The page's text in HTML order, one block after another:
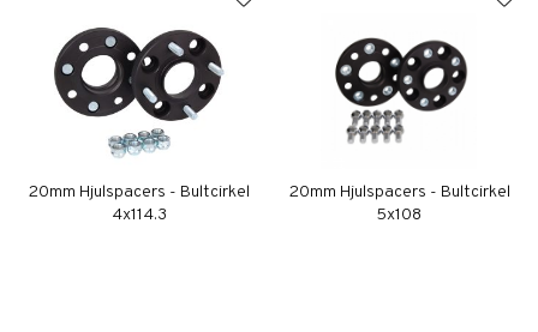
20mm Hjulspacers - Bultcirkel
4x114.3
20mm Hjulspacers - Bultcirkel
5x108